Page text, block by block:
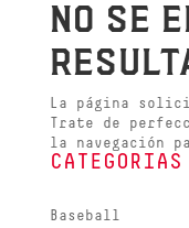
No se
La página
Trate de
la navegación
CATEGORIAS
Baseball